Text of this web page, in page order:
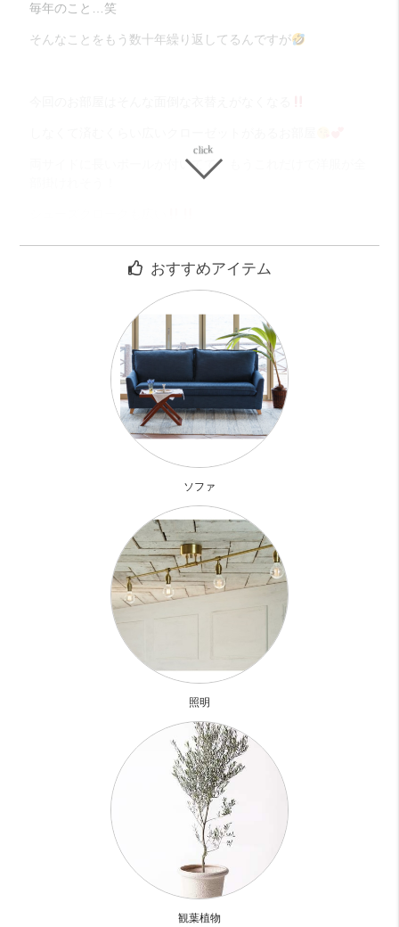
毎年のこと…笑
そんなことをもう数十年繰り返してるんですが
両サイドに長いポールが付いてて、もうこれだけで洋服が全
こういうのってやっぱいいですよね～
衣類やモノってどんどん増えていく、、けど収納の容量は決
悩みの絶えない問題です
このマンションの1階は住居ではありません。
会社の倉庫みたい。
エレベーターはなく階段ですが2階なので大丈夫
道路の角っこのマンションで周りは住宅街で横には道路を挟
バルコニーはありませんが、サンルームがあるからお洗濯は
窓を開けると風も抜けるのでサンルームでも早く乾きそう♪
15帖だけど天井が高く思ったより広く開放感ありました
あ、近くに東部市場が！！！
集積規模が取扱高全国第9位とか。。。でかい
せっかくなんでこの辺りに越してきたら、たまには市場に行
お部屋診断
おすすめアイテム
ソファ
照明
観葉植物